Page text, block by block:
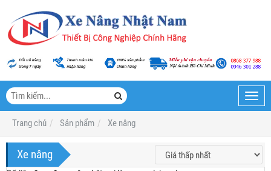
Trang chủ
Sản phẩm Xe nâng
Xe nâng